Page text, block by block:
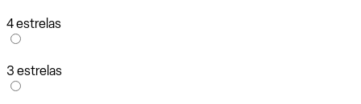
4 estrelas
3 estrelas